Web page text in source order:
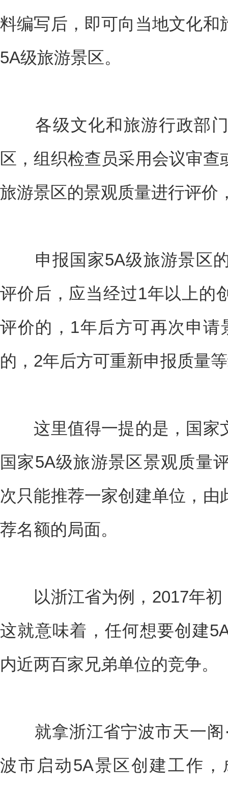
料编写后，即可向当地文化和
5A级旅游景区。
各级文化和旅游行政部门
区，组织检查员采用会议审
旅游景区的景观质量进行评价
申报国家5A级旅游景区的
评价后，应当经过1年以上的
评价的，1年后方可再次申
的，2年后方可重新申报质量
这里值得一提的是，国家
国家5A级旅游景区景观质量
次只能推荐一家创建单位，
荐名额的局面。
以浙江省为例，2017年初
这就意味着，任何想要创建
内近两百家兄弟单位的竞争。
就拿浙江省宁波市天一阁·
波市启动5A景区创建工作